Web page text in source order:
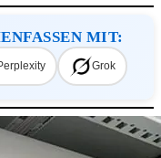
MIT:
Grok